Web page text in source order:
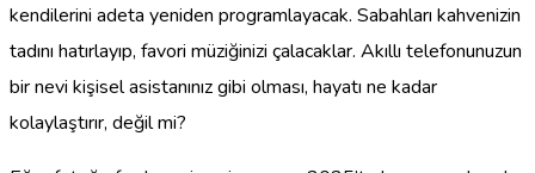
kendilerini adeta yeniden programlayacak. Sabahları kahvenizin
tadını hatırlayıp, favori müziğinizi çalacaklar. Akıllı telefonunuzun
bir nevi kişisel asistanınız gibi olması, hayatı ne kadar
kolaylaştırır, değil mi?